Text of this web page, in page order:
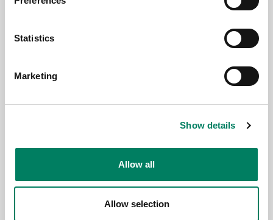
Statistics
Marketing
Show details
Allow all
Allow selection